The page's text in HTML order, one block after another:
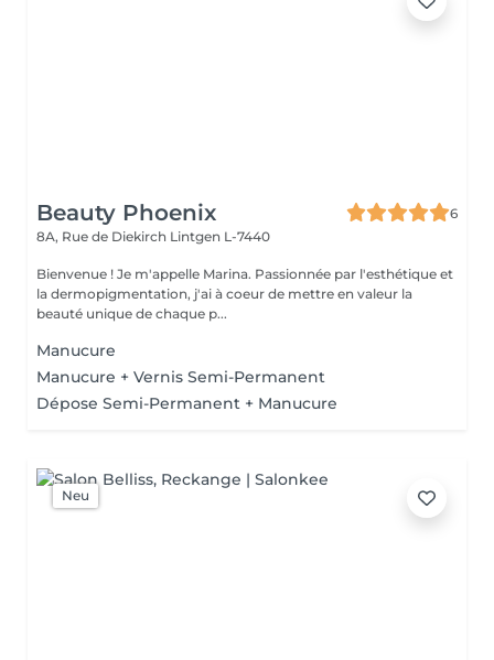
Beauty Phoenix
6
8A, Rue de Diekirch Lintgen L-7440
Bienvenue ! Je m'appelle Marina. Passionnée par l'esthétique et
la dermopigmentation, j'ai à coeur de mettre en valeur la
beauté unique de chaque p...
Manucure
Manucure + Vernis Semi-Permanent
Dépose Semi-Permanent + Manucure
Neu